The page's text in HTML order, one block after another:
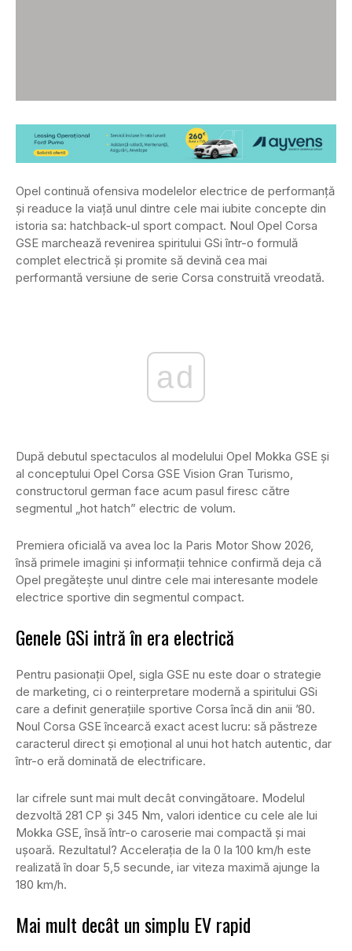
Opel continuă ofensiva modelelor electrice de performanță
și readuce la viață unul dintre cele mai iubite concepte din
istoria sa: hatchback-ul sport compact. Noul Opel Corsa
GSE marchează revenirea spiritului GSi într-o formulă
complet electrică și promite să devină cea mai
performantă versiune de serie Corsa construită vreodată.
ad
După debutul spectaculos al modelului Opel Mokka GSE și
al conceptului Opel Corsa GSE Vision Gran Turismo,
constructorul german face acum pasul firesc către
segmentul „hot hatch” electric de volum.
Premiera oficială va avea loc la Paris Motor Show 2026,
însă primele imagini și informații tehnice confirmă deja că
Opel pregătește unul dintre cele mai interesante modele
electrice sportive din segmentul compact.
Genele GSi intră în era electrică
Pentru pasionații Opel, sigla GSE nu este doar o strategie
de marketing, ci o reinterpretare modernă a spiritului GSi
care a definit generațiile sportive Corsa încă din anii ’80.
Noul Corsa GSE încearcă exact acest lucru: să păstreze
caracterul direct și emoțional al unui hot hatch autentic, dar
într-o eră dominată de electrificare.
Iar cifrele sunt mai mult decât convingătoare. Modelul
dezvoltă 281 CP și 345 Nm, valori identice cu cele ale lui
Mokka GSE, însă într-o caroserie mai compactă și mai
ușoară. Rezultatul? Accelerația de la 0 la 100 km/h este
realizată în doar 5,5 secunde, iar viteza maximă ajunge la
180 km/h.
Mai mult decât un simplu EV rapid